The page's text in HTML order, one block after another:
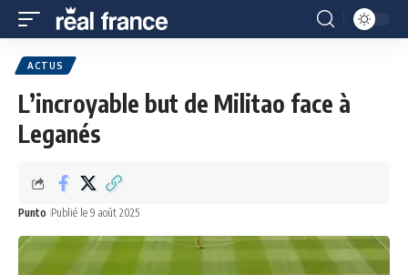
ACTUS
L’incroyable but de Militao face à
Leganés
Punto Publié le 9 août 2025